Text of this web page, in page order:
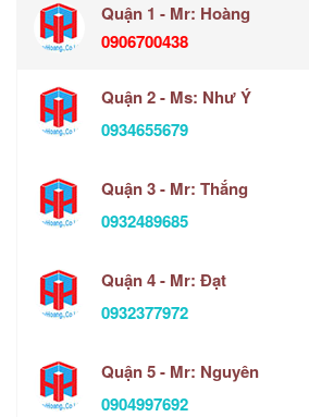
Quận 1 - Mr: Hoàng
0906700438
Quận 2 - Ms: Như Ý
0934655679
Quận 3 - Mr: Thắng
0932489685
Quận 4 - Mr: Đạt
0932377972
Quận 5 - Mr: Nguyên
0904997692